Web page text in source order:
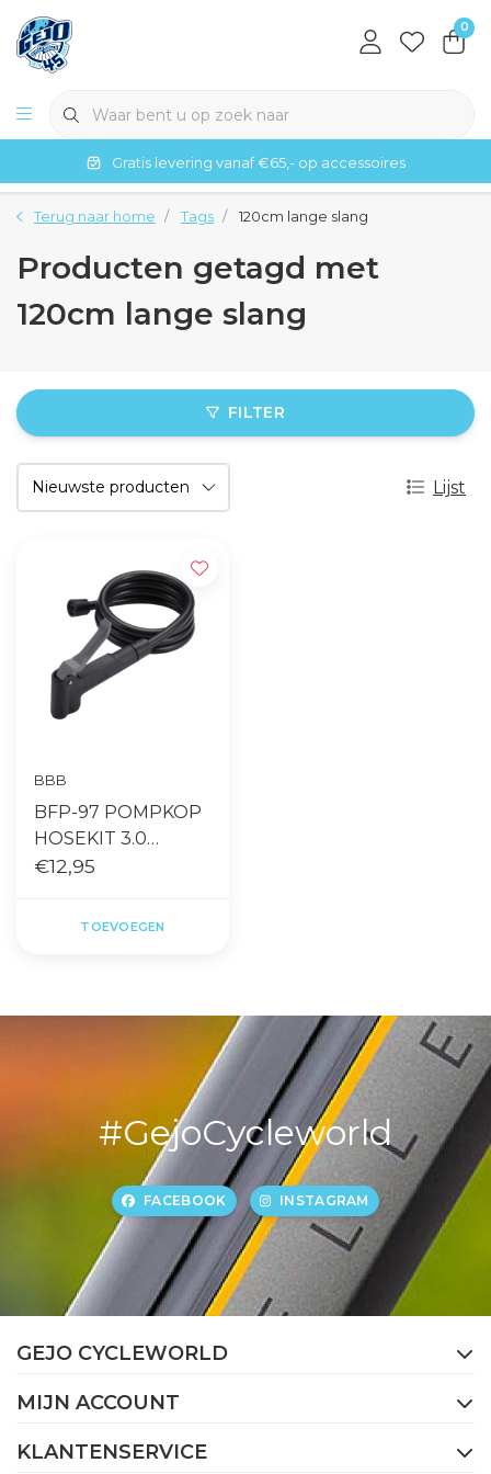
0
Gratis levering vanaf €65,- op accessoires
Terug naar home Tags 120cm lange slang
Producten getagd met
120cm lange slang
FILTER
Lijst
BBB
BFP-97 POMPKOP
HOSEKIT 3.0
DUALHEAD WITH
€12,95
TOEVOEGEN
#GejoCycleworld
FACEBOOK INSTAGRAM
GEJO CYCLEWORLD
MIJN ACCOUNT
KLANTENSERVICE